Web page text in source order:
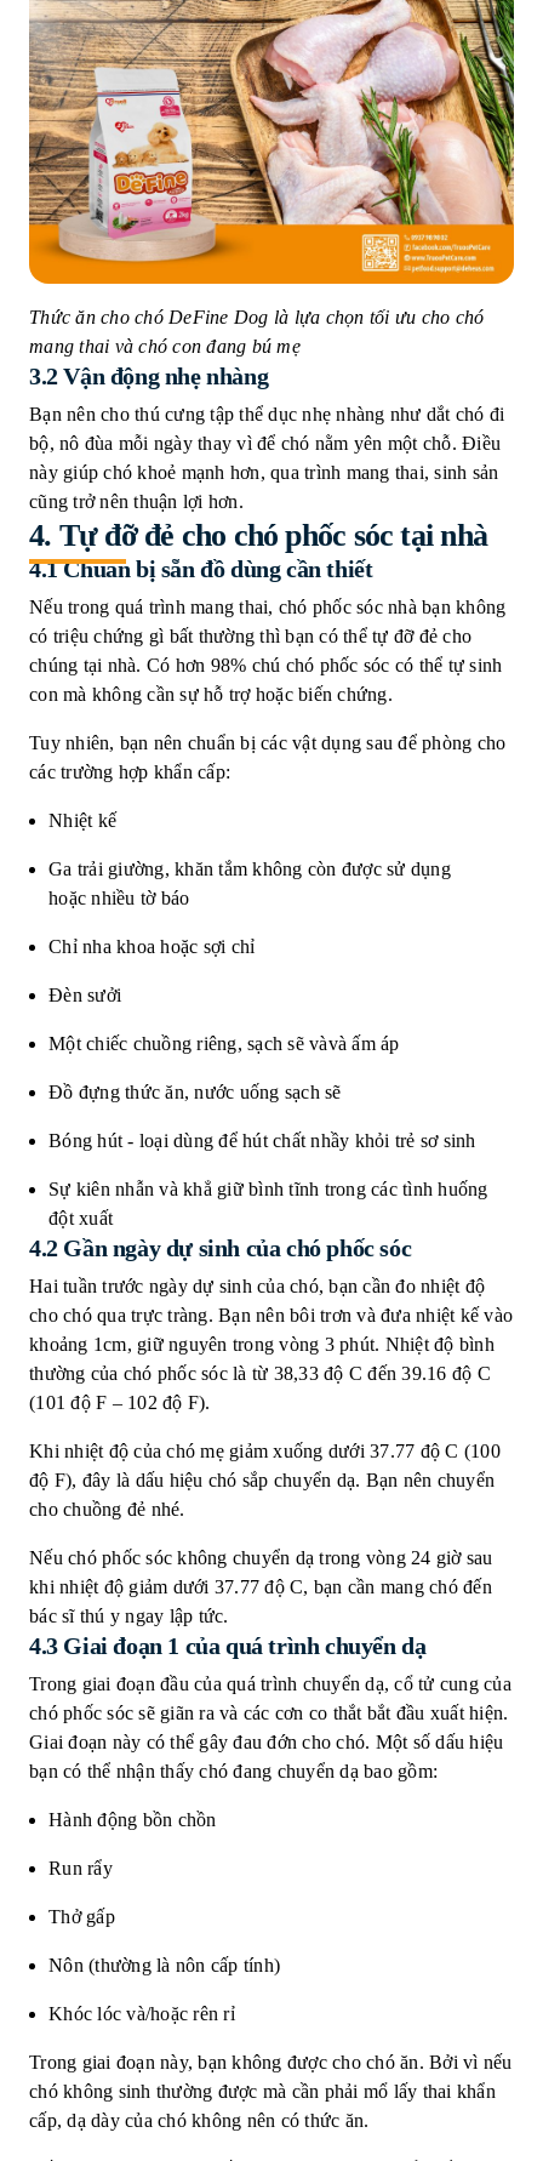
Thức ăn cho chó DeFine Dog là lựa chọn tối ưu cho chó
mang thai và chó con đang bú mẹ
3.2 Vận động nhẹ nhàng
Bạn nên cho thú cưng tập thể dục nhẹ nhàng như dắt chó đi
bộ, nô đùa mỗi ngày thay vì để chó nằm yên một chỗ. Điều
này giúp chó khoẻ mạnh hơn, qua trình mang thai, sinh sản
cũng trở nên thuận lợi hơn.
4. Tự đỡ đẻ cho chó phốc sóc tại nhà
4.1 Chuẩn bị sẵn đồ dùng cần thiết
Nếu trong quá trình mang thai, chó phốc sóc nhà bạn không
có triệu chứng gì bất thường thì bạn có thể tự đỡ đẻ cho
chúng tại nhà. Có hơn 98% chú chó phốc sóc có thể tự sinh
con mà không cần sự hỗ trợ hoặc biến chứng.
Tuy nhiên, bạn nên chuẩn bị các vật dụng sau để phòng cho
các trường hợp khẩn cấp:
Nhiệt kế
Ga trải giường, khăn tắm không còn được sử dụng
hoặc nhiều tờ báo
Chỉ nha khoa hoặc sợi chỉ
Đèn sưởi
Một chiếc chuồng riêng, sạch sẽ vàvà ấm áp
Đồ đựng thức ăn, nước uống sạch sẽ
Bóng hút - loại dùng để hút chất nhầy khỏi trẻ sơ sinh
Sự kiên nhẫn và khẳ giữ bình tĩnh trong các tình huống
đột xuất
4.2 Gần ngày dự sinh của chó phốc sóc
Hai tuần trước ngày dự sinh của chó, bạn cần đo nhiệt độ
cho chó qua trực tràng. Bạn nên bôi trơn và đưa nhiệt kế vào
khoảng 1cm, giữ nguyên trong vòng 3 phút. Nhiệt độ bình
thường của chó phốc sóc là từ 38,33 độ C đến 39.16 độ C
(101 độ F – 102 độ F).
Khi nhiệt độ của chó mẹ giảm xuống dưới 37.77 độ C (100
độ F), đây là dấu hiệu chó sắp chuyển dạ. Bạn nên chuyển
cho chuồng đẻ nhé.
Nếu chó phốc sóc không chuyển dạ trong vòng 24 giờ sau
khi nhiệt độ giảm dưới 37.77 độ C, bạn cần mang chó đến
bác sĩ thú y ngay lập tức.
4.3 Giai đoạn 1 của quá trình chuyển dạ
Trong giai đoạn đầu của quá trình chuyển dạ, cổ tử cung của
chó phốc sóc sẽ giãn ra và các cơn co thắt bắt đầu xuất hiện.
Giai đoạn này có thể gây đau đớn cho chó. Một số dấu hiệu
bạn có thể nhận thấy chó đang chuyển dạ bao gồm:
Hành động bồn chồn
Run rẩy
Thở gấp
Nôn (thường là nôn cấp tính)
Khóc lóc và/hoặc rên rỉ
Trong giai đoạn này, bạn không được cho chó ăn. Bởi vì nếu
chó không sinh thường được mà cần phải mổ lấy thai khẩn
cấp, dạ dày của chó không nên có thức ăn.